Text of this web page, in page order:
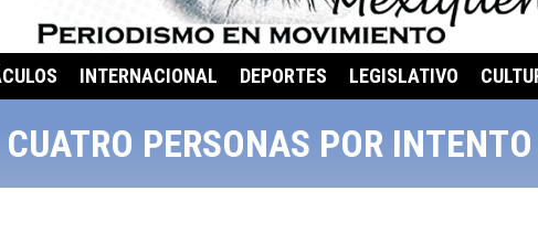
INTERNACIONAL DEPORTES LEGISLATIVO
PERSONAS POR